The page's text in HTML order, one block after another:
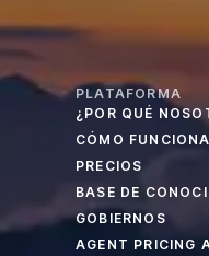
PLATAFORMA
¿POR QUÉ
CÓMO FUNCIONA
PRECIOS
BASE DE
GOBIERNOS
AGENT PRICING